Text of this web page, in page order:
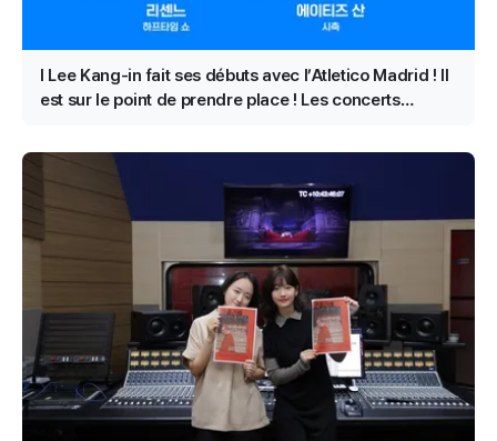
I Lee Kang-in fait ses débuts avec l’Atletico Madrid ! Il
est sur le point de prendre place ! Les concerts
confirmés